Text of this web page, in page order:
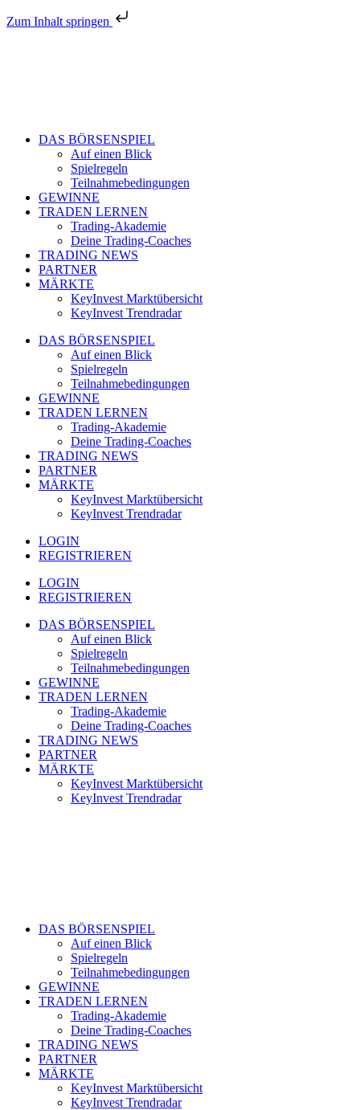
Zum Inhalt springen
DAS BÖRSENSPIEL
Auf einen Blick
Spielregeln
Teilnahmebedingungen
GEWINNE
TRADEN LERNEN
Trading-Akademie
Deine Trading-Coaches
TRADING NEWS
PARTNER
MÄRKTE
KeyInvest Marktübersicht
KeyInvest Trendradar
DAS BÖRSENSPIEL
Auf einen Blick
Spielregeln
Teilnahmebedingungen
GEWINNE
TRADEN LERNEN
Trading-Akademie
Deine Trading-Coaches
TRADING NEWS
PARTNER
MÄRKTE
KeyInvest Marktübersicht
KeyInvest Trendradar
LOGIN
REGISTRIEREN
LOGIN
REGISTRIEREN
DAS BÖRSENSPIEL
Auf einen Blick
Spielregeln
Teilnahmebedingungen
GEWINNE
TRADEN LERNEN
Trading-Akademie
Deine Trading-Coaches
TRADING NEWS
PARTNER
MÄRKTE
KeyInvest Marktübersicht
KeyInvest Trendradar
DAS BÖRSENSPIEL
Auf einen Blick
Spielregeln
Teilnahmebedingungen
GEWINNE
TRADEN LERNEN
Trading-Akademie
Deine Trading-Coaches
TRADING NEWS
PARTNER
MÄRKTE
KeyInvest Marktübersicht
KeyInvest Trendradar